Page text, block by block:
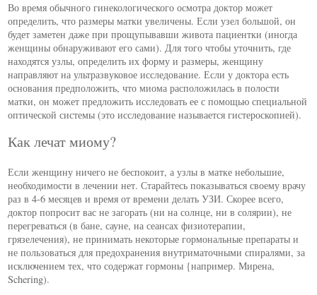
Во время обычного гинекологического осмотра доктор может
определить, что размеры матки увеличены. Если узел большой, он
будет заметен даже при прощупывавши живота пациентки (иногда
женщины обнаруживают его сами). Для того чтобы уточнить, где
находятся узлы, определить их форму и размеры, женщину
направляют на ультразвуковое исследование. Если у доктора есть
основания предположить, что миома расположилась в полости
матки, он может предложить исследовать ее с помощью специальной
оптической системы (это исследование называется гистероскопией).
Как лечат миому?
Если женщину ничего не беспокоит, а узлы в матке небольшие,
необходимости в лечении нет. Старайтесь показываться своему врачу
раз в 4-6 месяцев и время от времени делать УЗИ. Скорее всего,
доктор попросит вас не загорать (ни на солнце, ни в солярии), не
перегреваться (в бане, сауне, на сеансах физиотерапии,
грязелечения), не принимать некоторые гормональные препараты и
не пользоваться для предохранения внутриматочными спиралями, за
исключением тех, что содержат гормоны {например. Мирена,
Schering).